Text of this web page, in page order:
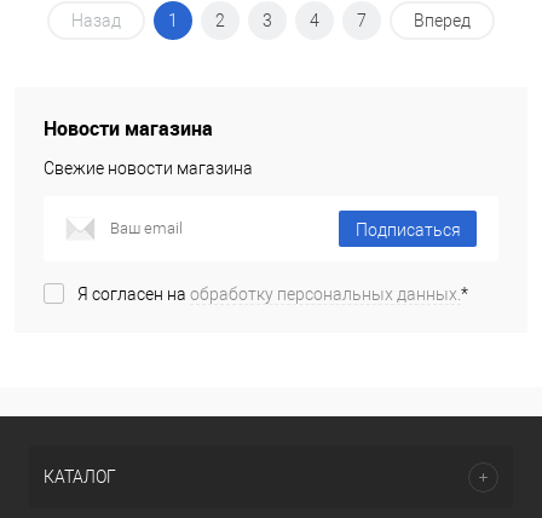
Назад 1 2 3 4 7 Вперед
Новости магазина
Свежие новости магазина
Подписаться
Я согласен на обработку персональных данных.*
КАТАЛОГ